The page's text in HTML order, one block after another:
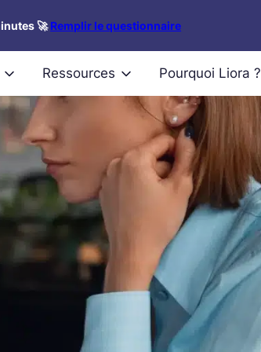
🚀Remplir le questionnaire
Ressources Pourquoi Liora ?